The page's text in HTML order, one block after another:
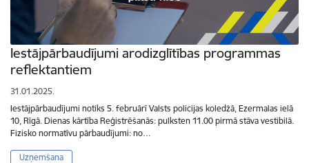
Iestājpārbaudījumi arodizglītības programmas
reflektantiem
31.01.2025.
Iestājpārbaudījumi notiks 5. februārī Valsts policijas koledžā, Ezermalas ielā
10, Rīgā. Dienas kārtība Reģistrēšanās: pulksten 11.00 pirmā stāva vestibilā.
Fizisko normatīvu pārbaudījumi: no…
Uzņemšana